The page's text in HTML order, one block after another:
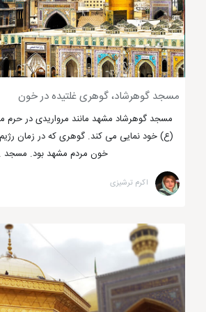
خواجه مراد مشهد
خواجه اباصلت هروی، صحابه
خواجه اباصلتبرای هر کسی
اصلی این بزرگوار، عبدالسلام بن صالح
شد. خواجه اباصلت خادم خاص و
مدینه تا طوس بود که در زمان شهادت
بعد از شهادت امام رضا چشم از جهان
مسجد گوهرشاد، گوهری غلتیده در خون
مسجد گوهرشاد مشهد مانند مرواریدی در حرم
(ع) خود نمایی می کند. گوهری که در زمان
خون مردم مشهد بود. مسجد
اکرم ترشیزی